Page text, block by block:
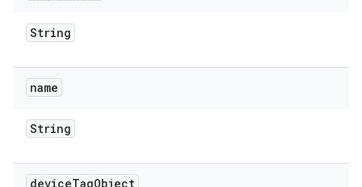
String
name
String
deviceTagObject